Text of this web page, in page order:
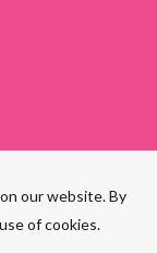
our website. By
of cookies.